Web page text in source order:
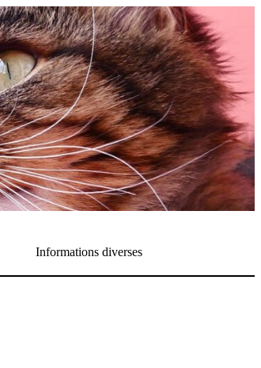
Informations diverses